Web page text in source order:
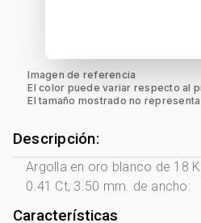
Imagen de referencia
El color puede variar respecto al
El tamaño mostrado no
Descripción:
Argolla en oro blanco de 18
0.41 Ct, 3.50 mm. de ancho:
Características